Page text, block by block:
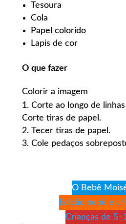
Tesoura
Cola
Papel colorido
Lapis de cor
O que fazer
Colorir a imagem
Corte ao longo de
Corte tiras de papel.
Tecer tiras de papel.
Cole pedaços
O Bebê
Edição bebê e
Crianças de